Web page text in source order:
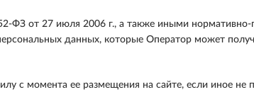
ФЗ от 27 июля 2006 г., а также иными
данных, которые Оператор может
с момента ее размещения на сайте, если иное не